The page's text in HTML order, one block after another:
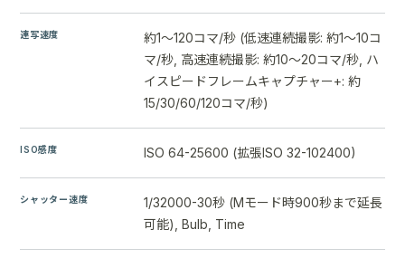
連写速度
約1～120コマ/秒 (低速連続撮影: 約1～10コ
マ/秒, 高速連続撮影: 約10～20コマ/秒, ハ
イスピードフレームキャプチャー+: 約
15/30/60/120コマ/秒)
ISO感度 ISO 64-25600 (拡張ISO 32-102400)
シャッター速度
1/32000-30秒 (Mモード時900秒まで延長
可能), Bulb, Time